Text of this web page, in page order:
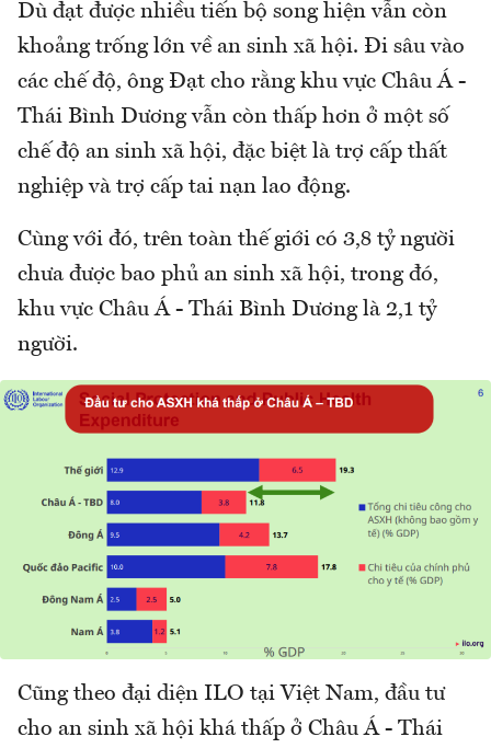
Dù đạt được nhiều tiến bộ song hiện vẫn còn
khoảng trống lớn về an sinh xã hội. Đi sâu vào
các chế độ, ông Đạt cho rằng khu vực Châu Á -
Thái Bình Dương vẫn còn thấp hơn ở một số
chế độ an sinh xã hội, đặc biệt là trợ cấp thất
nghiệp và trợ cấp tai nạn lao động.
Cùng với đó, trên toàn thế giới có 3,8 tỷ người
chưa được bao phủ an sinh xã hội, trong đó,
khu vực Châu Á - Thái Bình Dương là 2,1 tỷ
người.
Cũng theo đại diện ILO tại Việt Nam, đầu tư
cho an sinh xã hội khá thấp ở Châu Á - Thái